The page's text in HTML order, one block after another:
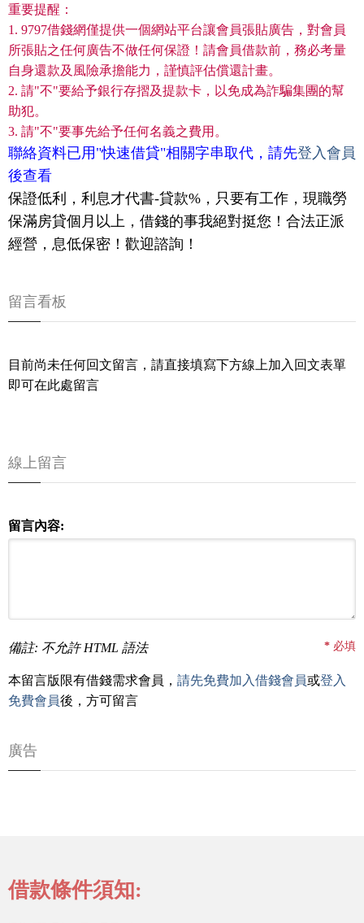
重要提醒：
1. 9797借錢網僅提供一個網站平台讓會員張貼廣告，對會員
所張貼之任何廣告不做任何保證！請會員借款前，務必考量
自身還款及風險承擔能力，謹慎評估償還計畫。
2. 請"不"要給予銀行存摺及提款卡，以免成為詐騙集團的幫
助犯。
3. 請"不"要事先給予任何名義之費用。
聯絡資料已用"快速借貸"相關字串取代，請先登入會員
後查看
保證低利，利息才代書-貸款%，只要有工作，現職勞
保滿房貸個月以上，借錢的事我絕對挺您！合法正派
經營，息低保密！歡迎諮詢！
留言看板
目前尚未任何回文留言，請直接填寫下方線上加入回文表單
即可在此處留言
線上留言
留言內容:
備註: 不允許 HTML 語法 * 必填
本留言版限有借錢需求會員， 請先免費加入借錢會員或登入
免費會員後，方可留言
廣告
借款條件須知: